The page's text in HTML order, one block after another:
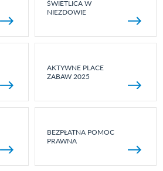
ŚWIETLICA W
NIEZDOWIE
AKTYWNE PLACE
ZABAW 2025
BEZPŁATNA POMOC
PRAWNA